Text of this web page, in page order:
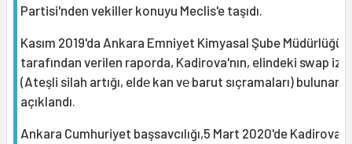
Partisi'nden vekiller konuyu Meclis'e taşıdı.
Kasım 2019'da Ankara Emniyet Kimyasal Şube Müdürlüğü
tarafından verilen raporda, Kadirova'nın, elindeki swap
(Ateşli silah artığı, eldе kan vе barut sıçramaları)
açıklandı.
Ankara Cumhuriyet başsavcılığı,5 Mart 2020'de